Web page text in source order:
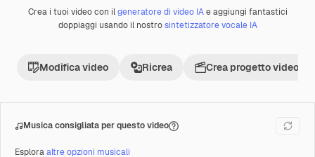
Premium
Crea i tuoi video con ilgeneratore di video IAe aggiungi fantastici
doppiaggi usando il nostrosintetizzatore vocale IA
Modifica video Ricrea Crea progetto video
Musica consigliata per questo video
Esploraaltre opzioni musicali